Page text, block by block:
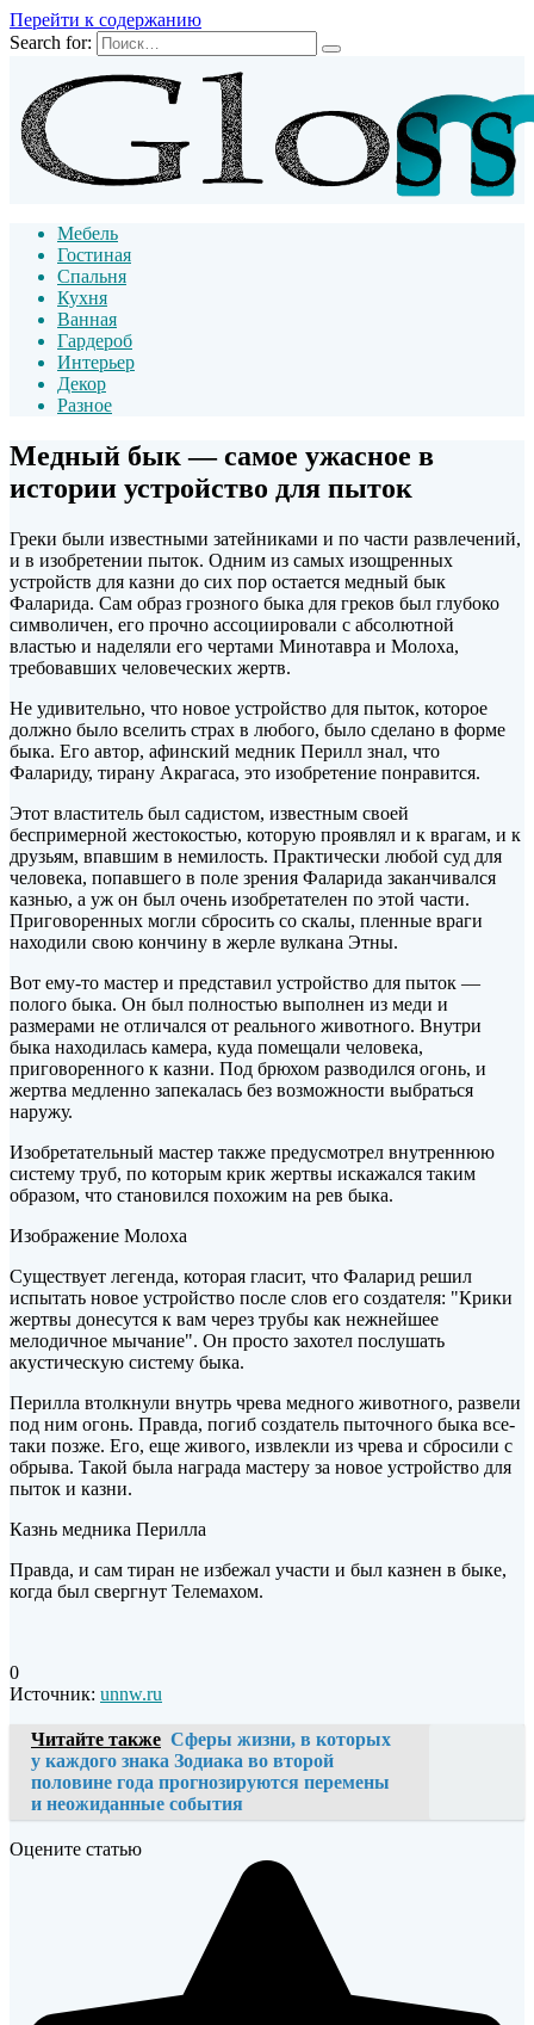
Перейти к содержанию
Search for:
Мебель
Гостиная
Спальня
Кухня
Ванная
Гардероб
Интерьер
Декор
Разное
Медный бык — самое ужасное в
истории устройство для пыток
Греки были известными затейниками и по части развлечений,
и в изобретении пыток. Одним из самых изощренных
устройств для казни до сих пор остается медный бык
Фаларида. Сам образ грозного быка для греков был глубоко
символичен, его прочно ассоциировали с абсолютной
властью и наделяли его чертами Минотавра и Молоха,
требовавших человеческих жертв.
Не удивительно, что новое устройство для пыток, которое
должно было вселить страх в любого, было сделано в форме
быка. Его автор, афинский медник Перилл знал, что
Фалариду, тирану Акрагаса, это изобретение понравится.
Этот властитель был садистом, известным своей
беспримерной жестокостью, которую проявлял и к врагам, и к
друзьям, впавшим в немилость. Практически любой суд для
человека, попавшего в поле зрения Фаларида заканчивался
казнью, а уж он был очень изобретателен по этой части.
Приговоренных могли сбросить со скалы, пленные враги
находили свою кончину в жерле вулкана Этны.
Вот ему-то мастер и представил устройство для пыток —
полого быка. Он был полностью выполнен из меди и
размерами не отличался от реального животного. Внутри
быка находилась камера, куда помещали человека,
приговоренного к казни. Под брюхом разводился огонь, и
жертва медленно запекалась без возможности выбраться
наружу.
Изобретательный мастер также предусмотрел внутреннюю
систему труб, по которым крик жертвы искажался таким
образом, что становился похожим на рев быка.
Изображение Молоха
Существует легенда, которая гласит, что Фаларид решил
испытать новое устройство после слов его создателя: "Крики
жертвы донесутся к вам через трубы как нежнейшее
мелодичное мычание". Он просто захотел послушать
акустическую систему быка.
Перилла втолкнули внутрь чрева медного животного, развели
под ним огонь. Правда, погиб создатель пыточного быка все-
таки позже. Его, еще живого, извлекли из чрева и сбросили с
обрыва. Такой была награда мастеру за новое устройство для
пыток и казни.
Казнь медника Перилла
Правда, и сам тиран не избежал участи и был казнен в быке,
когда был свергнут Телемахом.
0
Источник: unnw.ru
Читайте также Сферы жизни, в которых
у каждого знака Зодиака во второй
половине года прогнозируются перемены
и неожиданные события
Оцените статью